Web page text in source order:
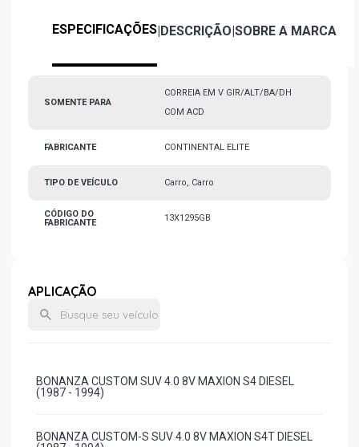
ESPECIFICAÇÕES|DESCRIÇÃO|SOBRE A MARCA
SOMENTE PARA
CORREIA EM V GIR/ALT/BA/DH
COM ACD
FABRICANTE CONTINENTAL ELITE
TIPO DE VEÍCULO Carro, Carro
CÓDIGO DO
FABRICANTE
13X1295GB
APLICAÇÃO
BONANZA CUSTOM SUV 4.0 8V MAXION S4 DIESEL
(1987 - 1994)
BONANZA CUSTOM-S SUV 4.0 8V MAXION S4T DIESEL